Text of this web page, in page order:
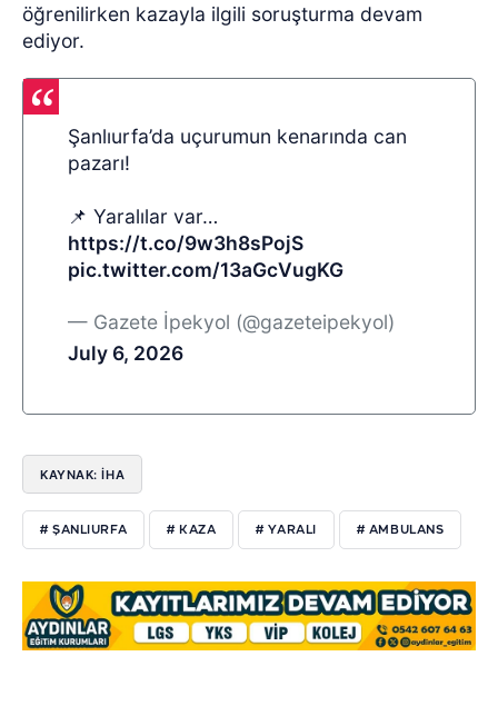
öğrenilirken kazayla ilgili soruşturma devam
ediyor.
Şanlıurfa’da uçurumun kenarında can
pazarı!
📌 Yaralılar var…
https://t.co/9w3h8sPojS
pic.twitter.com/13aGcVugKG
— Gazete İpekyol (@gazeteipekyol)
July 6, 2026
KAYNAK: İHA
# ŞANLIURFA # KAZA # YARALI # AMBULANS